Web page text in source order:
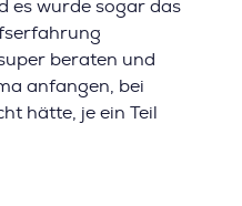
es wurde sogar das
beraten und
anfangen, bei
hätte, je ein Teil